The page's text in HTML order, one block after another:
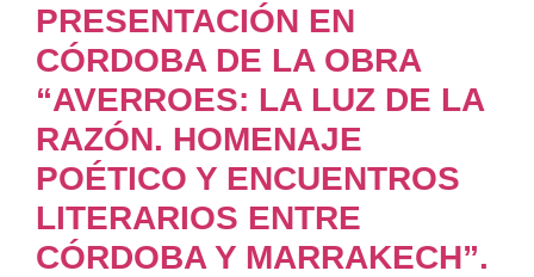
PRESENTACIÓN EN
CÓRDOBA DE LA OBRA
“AVERROES: LA LUZ DE LA
RAZÓN. HOMENAJE
POÉTICO Y ENCUENTROS
LITERARIOS ENTRE
CÓRDOBA Y MARRAKECH”.